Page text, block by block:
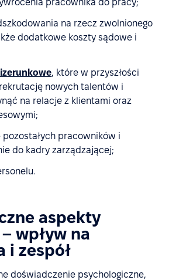
pracownika do pracy;
na rzecz zwolnionego
dodatkowe koszty sądowe i
, które w przyszłości
nowych talentów i
na relacje z klientami oraz
pracowników i
do kadry zarządzającej;
aspekty
wpływ na
i zespół
doświadczenie psychologiczne,